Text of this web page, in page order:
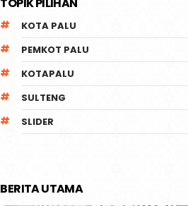
KOTA PALU
PEMKOT PALU
KOTAPALU
SULTENG
SLIDER
BERITA UTAMA